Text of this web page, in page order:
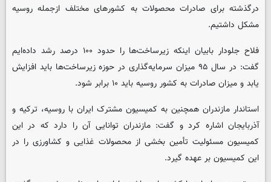
درگذشته برای صادرات محصولات به کشورهای مختلف ازجمله روسیه
مشکل داشتیم.
فلاح جلودار بابیان اینکه زیرساخت‌ها را حدود ۱۰۰ درصد رشد داده‌ایم
گفت: در سال ۹۵ میزان سرمایه‌گذاری در حوزه زیرساخت‌ها باید افزایش
یابد و میزان صادرات به کشور روسیه باید ۱۰ برابر شود.
استاندار مازندران همچنین به کمیسیون مشترک ایران با روسیه، ترکیه و
آذربایجان اشاره کرد و گفت: مازندران توانایی آن را دارد که در این
کمیسیون مسئولیت تأمین بخشی از محصولات غذایی و کشاورزی را در
این کمیسیون بر عهده گیرد.